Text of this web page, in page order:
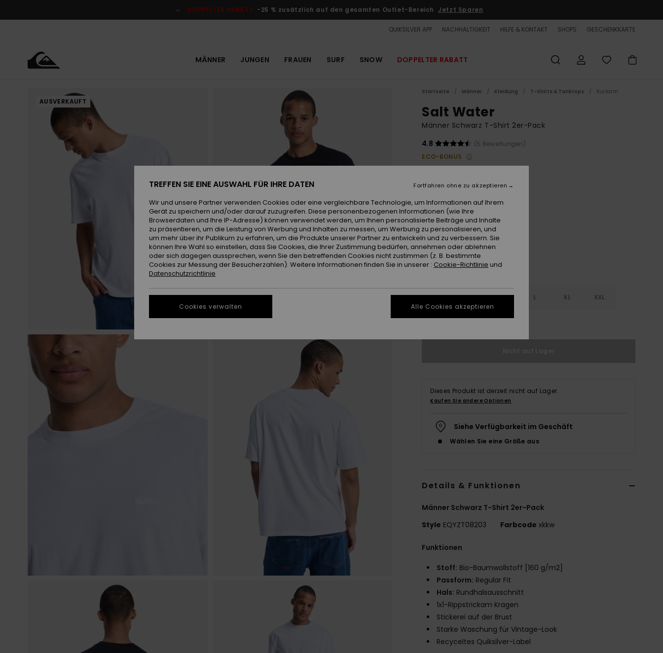
DOPPELTER RABATT -25 % zusätzlich auf den gesamten Outlet-Bereich Jetzt Sparen
QUIKSILVER APP NACHHALTIGKEIT HILFE & KONTAKT SHOPS GESCHENKKARTE
MÄNNER JUNGEN FRAUEN SURF SNOW DOPPELTER RABATT
AUSVERKAUFT
Startseite Männer Kleidung T-Shirts & Tanktops Kurzarm
Salt Water
Männer Schwarz T-Shirt 2er-Pack
4.8
(5 Bewertungen)
ECO-BONUS
40,00 €
DOPPELTER RABATT EXTRA 25 %
FarbeBlack/white
XS S M L XL XXL
Dieses Produkt ist derzeit nicht auf Lager.
Kaufen Sie andere Optionen
Siehe Verfügbarkeit im Geschäft
Wählen Sie eine Größe aus
Details & Funktionen
Männer Schwarz T-Shirt 2er-Pack
Style EQYZT08203 Farbcode xkkw
Funktionen
Stoff: Bio-Baumwollstoff [160 g/m2]
Passform: Regular Fit
Hals: Rundhalsausschnitt
1x1-Rippstrickam Kragen
Stickerei auf der Brust
Starke Waschung für Vintage-Look
Recyceltes Quiksilver-Label
TREFFEN SIE EINE AUSWAHL FÜR IHRE DATEN
Wir und unsere Partner verwenden Cookies oder eine vergleichbare Technologie, um Informationen auf Ihrem
Gerät zu speichern und/oder darauf zuzugreifen. Diese personenbezogenen Informationen (wie Ihre
Browserdaten und Ihre IP-Adresse) können verwendet werden, um Ihnen personalisierte Beiträge und Inhalte
zu präsentieren, um die Leistung von Werbung und Inhalten zu messen, um Werbung zu personalisieren, und
um mehr über ihr Publikum zu erfahren, um die Produkte unserer Partner zu entwickeln und zu verbessern. Sie
können Ihre Wahl so einstellen, dass Sie Cookies, die Ihrer Zustimmung bedürfen, annehmen oder ablehnen
oder sich dagegen aussprechen, wenn Sie den betreffenden Cookies nicht zustimmen (z. B. bestimmte
Cookies zur Messung der Besucherzahlen). Weitere Informationen finden Sie in unserer : Cookie-Richtlinie und
Datenschutzrichtlinie
Cookies verwalten
Fortfahren ohne zu akzeptieren
Alle Cookies akzeptieren